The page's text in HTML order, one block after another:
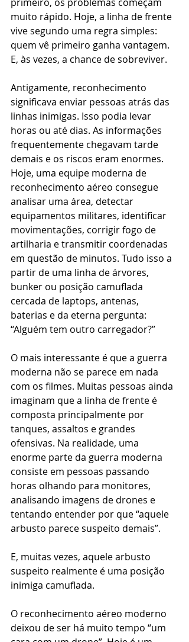
muito rápido. Hoje, a linha de frente
vive segundo uma regra simples:
quem vê primeiro ganha vantagem.
E, às vezes, a chance de sobreviver.
Antigamente, reconhecimento
significava enviar pessoas atrás das
linhas inimigas. Isso podia levar
horas ou até dias. As informações
frequentemente chegavam tarde
demais e os riscos eram enormes.
Hoje, uma equipe moderna de
reconhecimento aéreo consegue
analisar uma área, detectar
equipamentos militares, identificar
movimentações, corrigir fogo de
artilharia e transmitir coordenadas
em questão de minutos. Tudo isso a
partir de uma linha de árvores,
bunker ou posição camuflada
cercada de laptops, antenas,
baterias e da eterna pergunta:
“Alguém tem outro carregador?”
O mais interessante é que a guerra
moderna não se parece em nada
com os filmes. Muitas pessoas ainda
imaginam que a linha de frente é
composta principalmente por
tanques, assaltos e grandes
ofensivas. Na realidade, uma
enorme parte da guerra moderna
consiste em pessoas passando
horas olhando para monitores,
analisando imagens de drones e
tentando entender por que “aquele
arbusto parece suspeito demais”.
E, muitas vezes, aquele arbusto
suspeito realmente é uma posição
inimiga camuflada.
O reconhecimento aéreo moderno
deixou de ser há muito tempo “um